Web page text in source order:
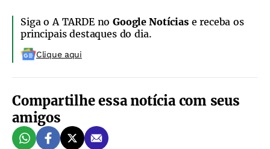
Siga o A TARDE noGoogle Notíciase receba os
principais destaques do dia.
Clique aqui
Compartilhe essa notícia com seus
amigos